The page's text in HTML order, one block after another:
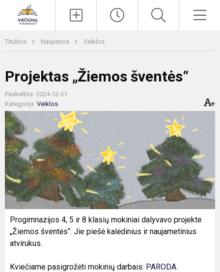
Titulinis Naujienos Veiklos
Projektas „Žiemos šventės“
Paskelbta: 2024-12-31
Kategorija: Veiklos
Progimnazijos 4, 5 ir 8 klasių mokiniai dalyvavo projekte
„Žiemos šventės“. Jie piešė kalėdinius ir naujametinius
atvirukus.
Kviečiame pasigrožėti mokinių darbais: PARODA.